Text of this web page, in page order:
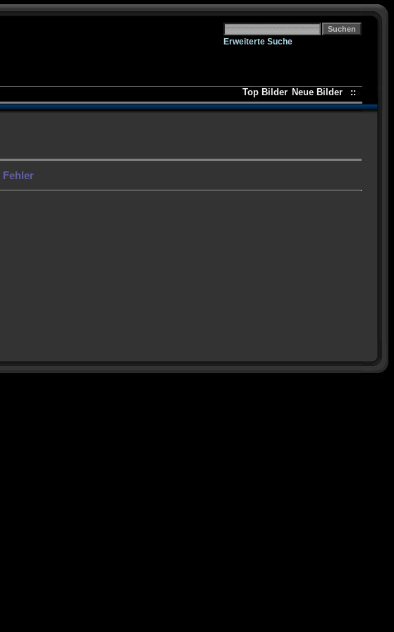
Erweiterte Suche
Top Bilder Neue Bilder ::
Fehler